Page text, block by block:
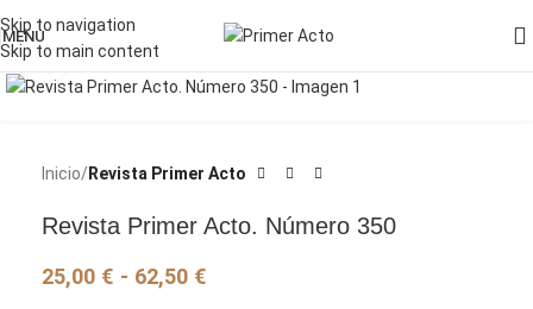
Skip to navigation
Skip to main content
MENU
Pincha para agrandar la imagen
Inicio Revista Primer Acto
Revista Primer Acto. Número 350
25,00 € - 62,50 €